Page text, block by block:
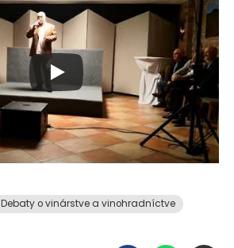
Debaty o vinárstve a vinohradníctve